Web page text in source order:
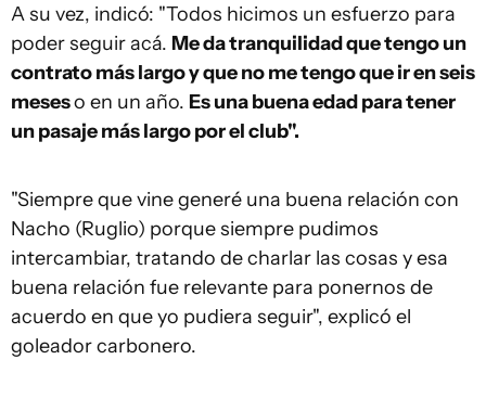
A su vez, indicó: "Todos hicimos un esfuerzo para
poder seguir acá. Me da tranquilidad que tengo un
contrato más largo y que no me tengo que ir en seis
meseso en un año. Es una buena edad para tener
un pasaje más largo por el club".
"Siempre que vine generé una buena relación con
Nacho (Ruglio) porque siempre pudimos
intercambiar, tratando de charlar las cosas y esa
buena relación fue relevante para ponernos de
acuerdo en que yo pudiera seguir", explicó el
goleador carbonero.